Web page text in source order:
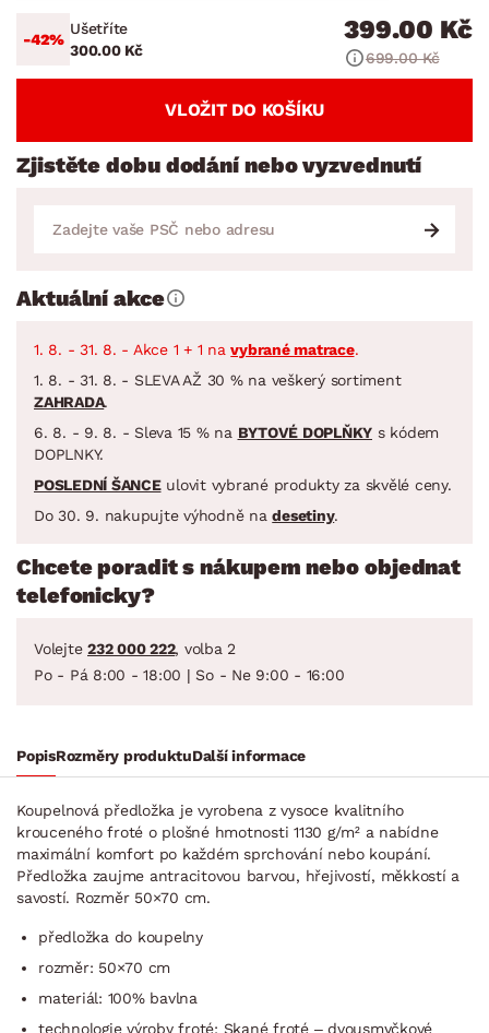
-42%
Ušetříte
300.00 Kč
399.00 Kč
699.00 Kč
VLOŽIT DO KOŠÍKU
Zjistěte dobu dodání nebo vyzvednutí
Aktuální akce
1. 8. - 31. 8. - Akce 1 + 1 navybrané matrace.
1. 8. - 31. 8. - SLEVA AŽ 30 % na veškerý sortiment
ZAHRADA.
6. 8. - 9. 8. - Sleva 15 % na BYTOVÉ DOPLŇKY s kódem
DOPLNKY.
POSLEDNÍ ŠANCEulovit vybrané produkty za skvělé ceny.
Do 30. 9. nakupujte výhodně nadesetiny.
Chcete poradit s nákupem nebo objednat
telefonicky?
Volejte 232 000 222, volba 2
Po - Pá 8:00 - 18:00 | So - Ne 9:00 - 16:00
PopisRozměry produktuDalší informace
Koupelnová předložka je vyrobena z vysoce kvalitního
krouceného froté o plošné hmotnosti 1130 g/m² a nabídne
maximální komfort po každém sprchování nebo koupání.
Předložka zaujme antracitovou barvou, hřejivostí, měkkostí a
savostí. Rozměr 50×70 cm.
předložka do koupelny
rozměr: 50×70 cm
materiál: 100% bavlna
technologie výroby froté: Skané froté – dvousmyčkové